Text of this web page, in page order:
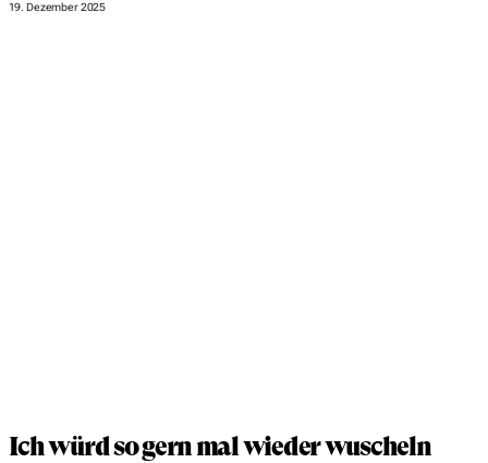
19. Dezember 2025
Ich würd so gern mal wieder wuscheln